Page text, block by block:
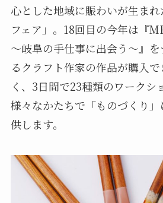
心とした地域に賑わいが生ま
フェア」。18回目の今年は『
～岐阜の手仕事に出会う～』
るクラフト作家の作品が購入
く、3日間で23種類のワークシ
様々なかたちで「ものづくり
供します。